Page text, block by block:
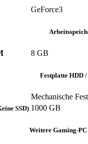
GeForce3
‎8 GB
Festplatte HDD
‎Mechanische
SSD) 1000 GB
Weitere Gaming-